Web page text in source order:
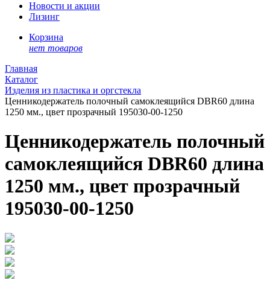
Новости и акции
Лизинг
Корзина
нет товаров
Главная
Каталог
Изделия из пластика и оргстекла
Ценникодержатель полочный самоклеящийся DBR60 длина
1250 мм., цвет прозрачный 195030-00-1250
Ценникодержатель полочный
самоклеящийся DBR60 длина
1250 мм., цвет прозрачный
195030-00-1250